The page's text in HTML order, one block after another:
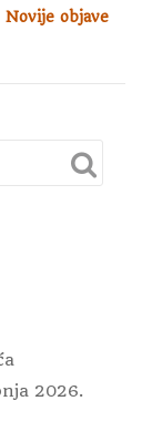
Novije objave
2026.